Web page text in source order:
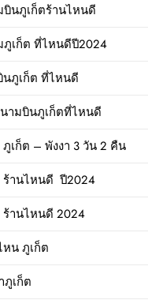
บินภูเก็ตร้านไหนดี
ภูเก็ต ที่ไหนดีปี2024
นภูเก็ต ที่ไหนดี
นามบินภูเก็ตที่ไหนดี
ภูเก็ต – พังงา 3 วัน 2 คืน
ร้านไหนดี ปี2024
ร้านไหนดี 2024
หน ภูเก็ต
ภูเก็ต